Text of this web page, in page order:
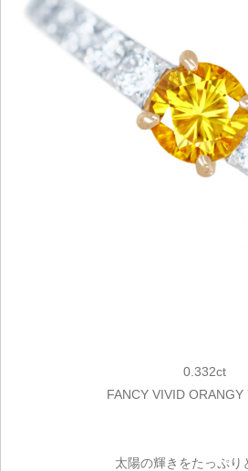
0.332ct
FANCY VIVID ORANGY
太陽の輝きをたっぷり